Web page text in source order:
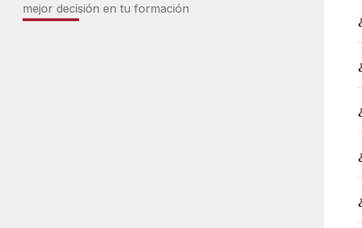
mejor decisión en tu formación